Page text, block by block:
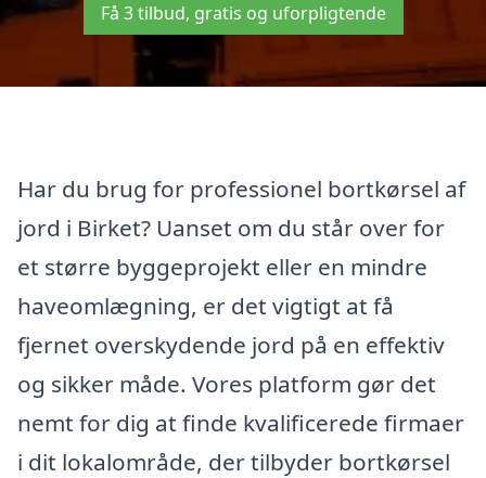
Få 3 tilbud, gratis og uforpligtende
Har du brug for professionel bortkørsel af
jord i Birket? Uanset om du står over for
et større byggeprojekt eller en mindre
haveomlægning, er det vigtigt at få
fjernet overskydende jord på en effektiv
og sikker måde. Vores platform gør det
nemt for dig at finde kvalificerede firmaer
i dit lokalområde, der tilbyder bortkørsel